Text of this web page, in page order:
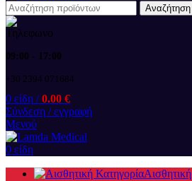
Αναζήτηση
09:00 - 17:00
+30 2394 071684
0 είδη / 0.00 €
Σύνδεση / εγγραφή
Μενού
0 είδη
Αισθητική